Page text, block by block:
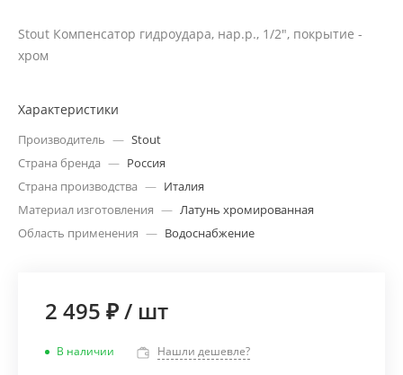
Stout Компенсатор гидроудара, нар.р., 1/2", покрытие -
хром
Характеристики
Производитель — Stout
Страна бренда — Россия
Страна производства — Италия
Материал изготовления — Латунь хромированная
Область применения — Водоснабжение
2 495 ₽/ шт
В наличии Нашли дешевле?